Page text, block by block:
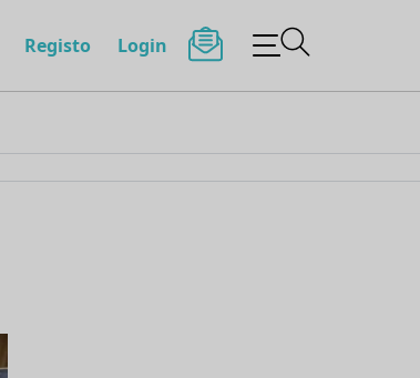
Registo Login